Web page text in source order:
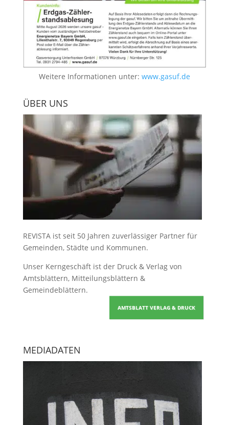
Weitere Informationen unter: www.gasuf.de
ÜBER UNS
REVISTA ist seit 50 Jahren zuverlässiger Partner für
Gemeinden, Städte und Kommunen.
Unser Kerngeschäft ist der Druck & Verlag von
Amtsblättern, Mitteilungsblättern &
Gemeindeblättern.
AMTSBLATT VERLAG & DRUCK
MEDIADATEN